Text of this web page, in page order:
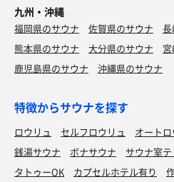
九州・沖縄
福岡県のサウナ 佐賀県のサウナ
長
熊本県のサウナ
大分県のサウナ
鹿児島県のサウナ
沖縄県のサウナ
特徴からサウナを探す
ロウリュ セルフロウリュ オート
銭湯サウナ
ボナサウナ サウナ室
タトゥーOK
カプセルホテル有り